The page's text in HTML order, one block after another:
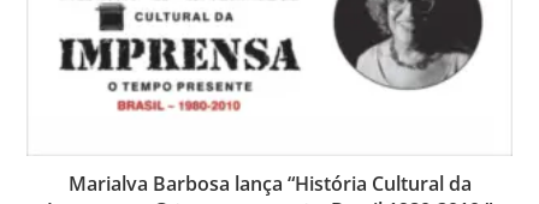
Marialva Barbosa lança “História Cultural da